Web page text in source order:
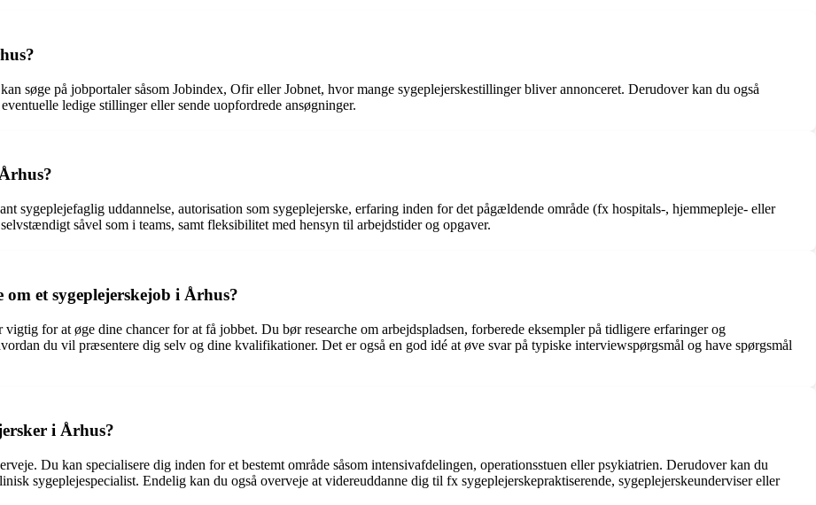
søge på jobportaler såsom Jobindex, Ofir eller Jobnet, hvor mange sygeplejerskestillinger bliver annonceret. Derudover kan du også
ledige stillinger eller sende uopfordrede ansøgninger.
sygeplejefaglig uddannelse, autorisation som sygeplejerske, erfaring inden for det pågældende område (fx hospitals-, hjemmepleje- eller
såvel som i teams, samt fleksibilitet med hensyn til arbejdstider og opgaver.
et sygeplejerskejob i Århus?
for at øge dine chancer for at få jobbet. Du bør researche om arbejdspladsen, forberede eksempler på tidligere erfaringer og
du vil præsentere dig selv og dine kvalifikationer. Det er også en god idé at øve svar på typiske interviewspørgsmål og have spørgsmål
i Århus?
Du kan specialisere dig inden for et bestemt område såsom intensivafdelingen, operationsstuen eller psykiatrien. Derudover kan du
sygeplejespecialist. Endelig kan du også overveje at videreuddanne dig til fx sygeplejerskepraktiserende, sygeplejerskeunderviser eller